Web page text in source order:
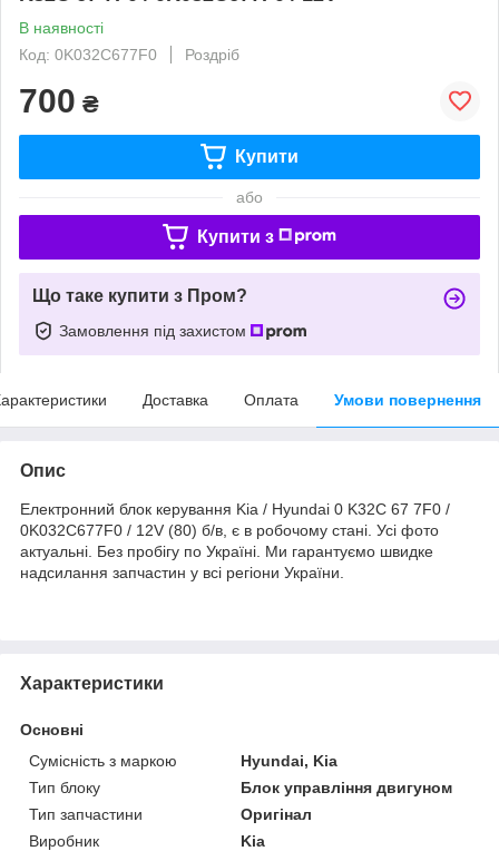
В наявності
Код: 0K032C677F0
Роздріб
700 ₴
Купити
або
Купити з
Що таке купити з Пром?
Замовлення під захистом
Доставка Оплата Умови повернення
Опис
Електронний блок керування Kia / Hyundai 0 K32C 67 7F0 /
0K032C677F0 / 12V (80) б/в, є в робочому стані. Усі фото
актуальні. Без пробігу по Україні. Ми гарантуємо швидке
надсилання запчастин у всі регіони України.
Характеристики
Основні
Сумісність з маркою
Hyundai, Kia
Тип блоку
Блок управління двигуном
Тип запчастини
Оригінал
Виробник
Kia